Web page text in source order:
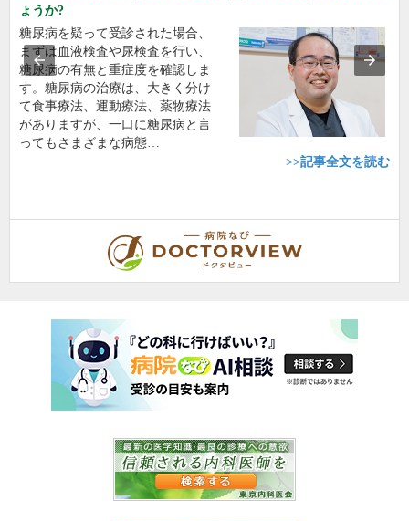
ょうか?
糖尿病を疑って受診された場合、
まずは血液検査や尿検査を行い、
糖尿病の有無と重症度を確認しま
す。糖尿病の治療は、大きく分け
て食事療法、運動療法、薬物療法
がありますが、一口に糖尿病と言
ってもさまざまな病態…
>>記事全文を読む